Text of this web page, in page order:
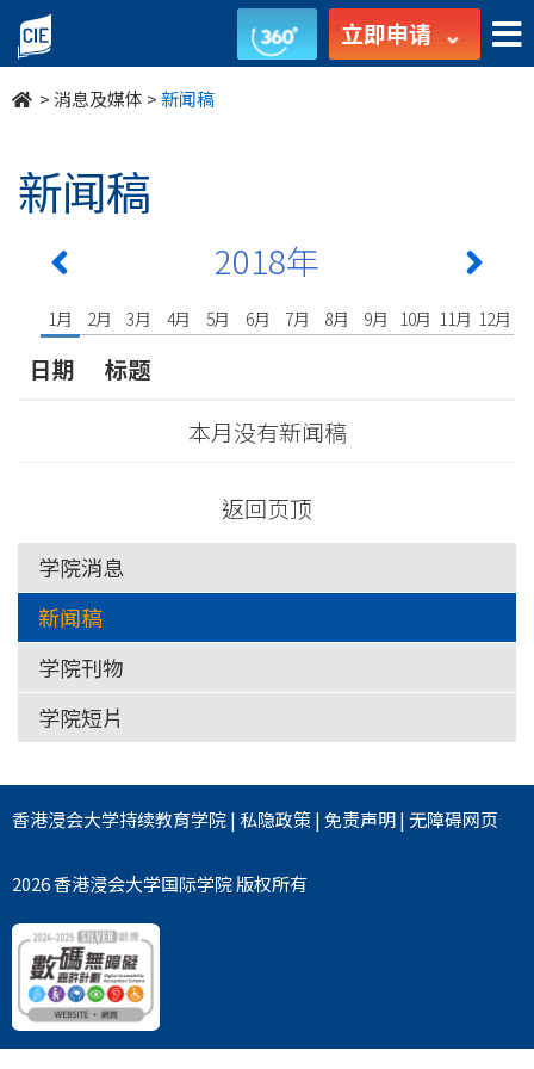
undefined 立即申请
>消息及媒体 >新闻稿
新闻稿
2018年
1月 2月 3月 4月 5月 6月 7月 8月 9月 10月 11月 12月
日期
标题
本月没有新闻稿
返回页顶
学院消息
新闻稿
学院刊物
学院短片
香港浸会大学持续教育学院| 私隐政策|免责声明|无障碍网页
2026 香港浸会大学国际学院 版权所有